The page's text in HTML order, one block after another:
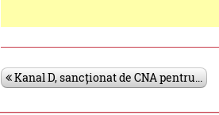
Kanal D, sancționat de CNA pentru...